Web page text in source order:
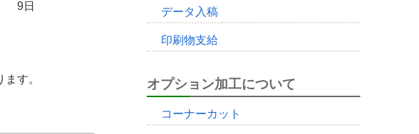
9日
す。
データ入稿
印刷物支給
オプション加工について
コーナーカット